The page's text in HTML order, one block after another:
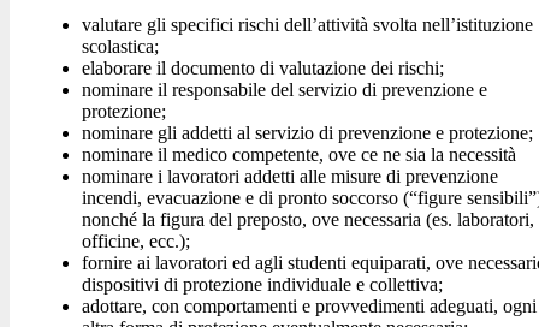
valutare gli specifici rischi dell’attività svolta nell’istituzione
scolastica;
elaborare il documento di valutazione dei rischi;
nominare il responsabile del servizio di prevenzione e
protezione;
nominare gli addetti al servizio di prevenzione e protezione;
nominare il medico competente, ove ce ne sia la necessità
nominare i lavoratori addetti alle misure di prevenzione
incendi, evacuazione e di pronto soccorso (“figure
nonché la figura del preposto, ove necessaria (es. laboratori,
officine, ecc.);
fornire ai lavoratori ed agli studenti equiparati, ove
dispositivi di protezione individuale e collettiva;
adottare, con comportamenti e provvedimenti adeguati, ogni